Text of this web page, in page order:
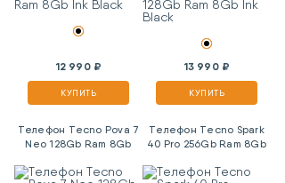
12 990 ₽
КУПИТЬ
13 990 ₽
КУПИТЬ
Телефон Tecno Pova 7
Neo 128Gb Ram 8Gb
Телефон Tecno Spark
40 Pro 256Gb Ram 8Gb